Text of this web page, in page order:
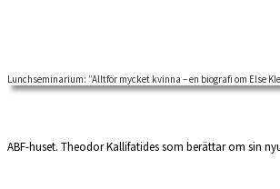
Lunchseminarium: ”Alltför mycket kvinna – en biografi om Else
ABF-huset. Theodor Kallifatides som berättar om sin